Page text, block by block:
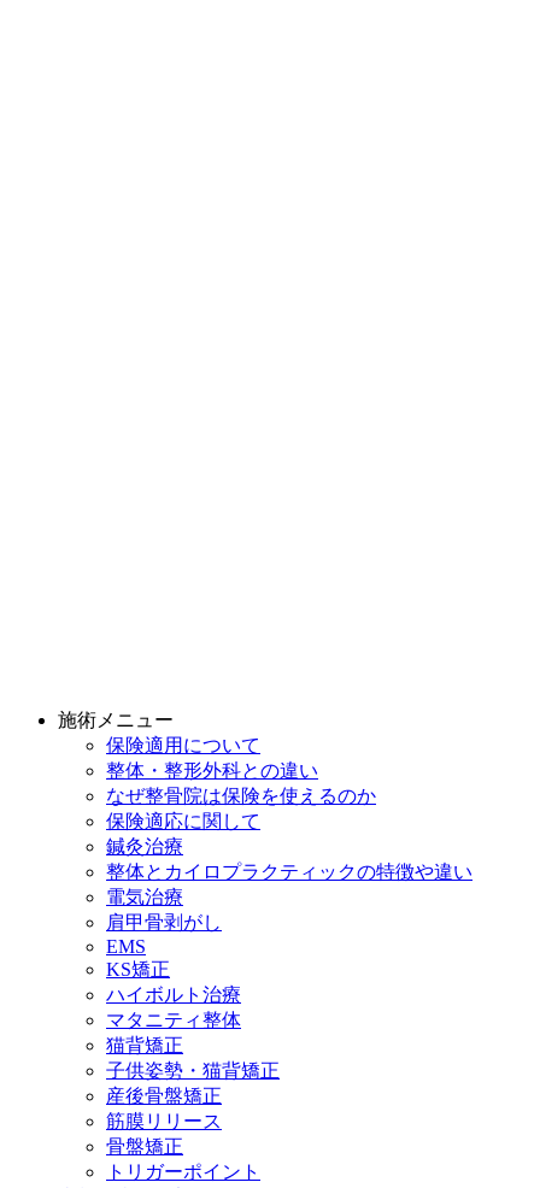
施術メニュー
保険適用について
整体・整形外科との違い
なぜ整骨院は保険を使えるのか
保険適応に関して
鍼灸治療
整体とカイロプラクティックの特徴や違い
電気治療
肩甲骨剥がし
EMS
KS矯正
ハイボルト治療
マタニティ整体
猫背矯正
子供姿勢・猫背矯正
産後骨盤矯正
筋膜リリース
骨盤矯正
トリガーポイント